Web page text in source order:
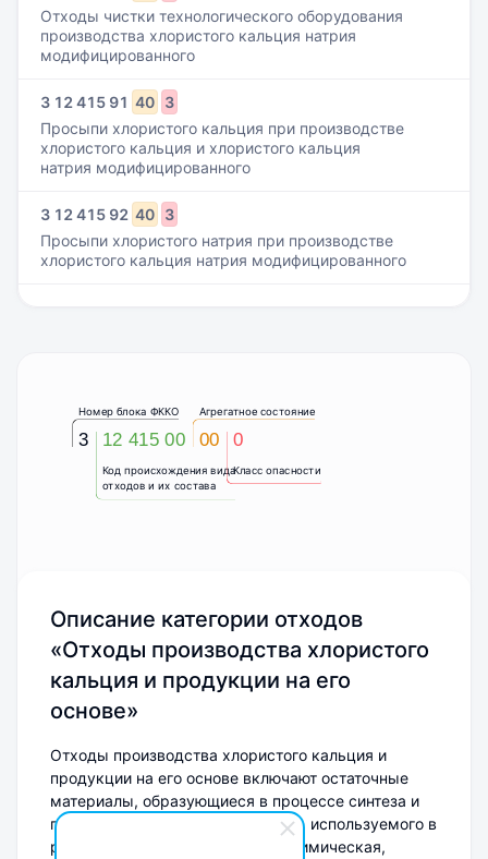
Отходы чистки технологического оборудования
производства хлористого кальция натрия
модифицированного
3 12 415 91 40 3
Просыпи хлористого кальция при производстве
хлористого кальция и хлористого кальция
натрия модифицированного
3 12 415 92 40 3
Просыпи хлористого натрия при производстве
хлористого кальция натрия модифицированного
3
Номер блока ФККО
Код происхождения вида
отходов и их состава
12 415 00
Агрегатное состояние
00
Класс опасности
0
Описание категории отходов
«Отходы производства хлористого
кальция и продукции на его
основе»
Отходы производства хлористого кальция и
продукции на его основе включают остаточные
материалы, образующиеся в процессе синтеза и
переработки хлористого кальция, используемого в
различных отраслях, таких как химическая,